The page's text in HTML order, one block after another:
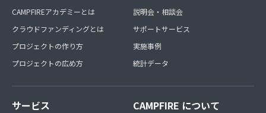
CAMPFIREアカデミーとは
クラウドファンディングとは
プロジェクトの作り方
プロジェクトの広め方
説明会・相談会
サポートサービス
実施事例
統計データ
サービス CAMPFIRE について